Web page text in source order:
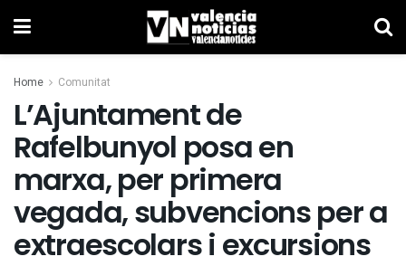
Home Comunitat
L’Ajuntament de
Rafelbunyol posa en
marxa, per primera
vegada, subvencions per a
extraescolars i excursions